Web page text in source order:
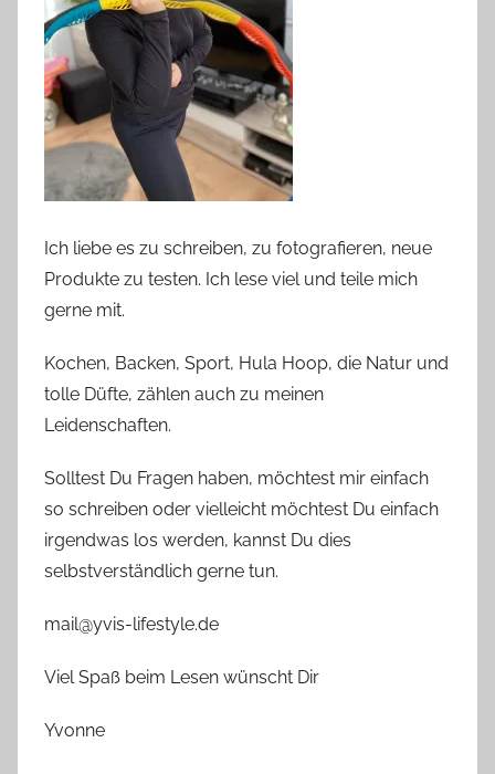
Ich liebe es zu schreiben, zu fotografieren, neue
Produkte zu testen. Ich lese viel und teile mich
gerne mit.
Kochen, Backen, Sport, Hula Hoop, die Natur und
tolle Düfte, zählen auch zu meinen
Leidenschaften.
Solltest Du Fragen haben, möchtest mir einfach
so schreiben oder vielleicht möchtest Du einfach
irgendwas los werden, kannst Du dies
selbstverständlich gerne tun.
mail@yvis-lifestyle.de
Viel Spaß beim Lesen wünscht Dir
Yvonne